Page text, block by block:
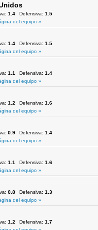
1.4 Defensiva: 1.5
del equipo »
1.4 Defensiva: 1.5
del equipo »
1.1 Defensiva: 1.4
del equipo »
1.2 Defensiva: 1.6
del equipo »
0.9 Defensiva: 1.4
del equipo »
1.1 Defensiva: 1.6
del equipo »
0.8 Defensiva: 1.3
del equipo »
1.2 Defensiva: 1.7